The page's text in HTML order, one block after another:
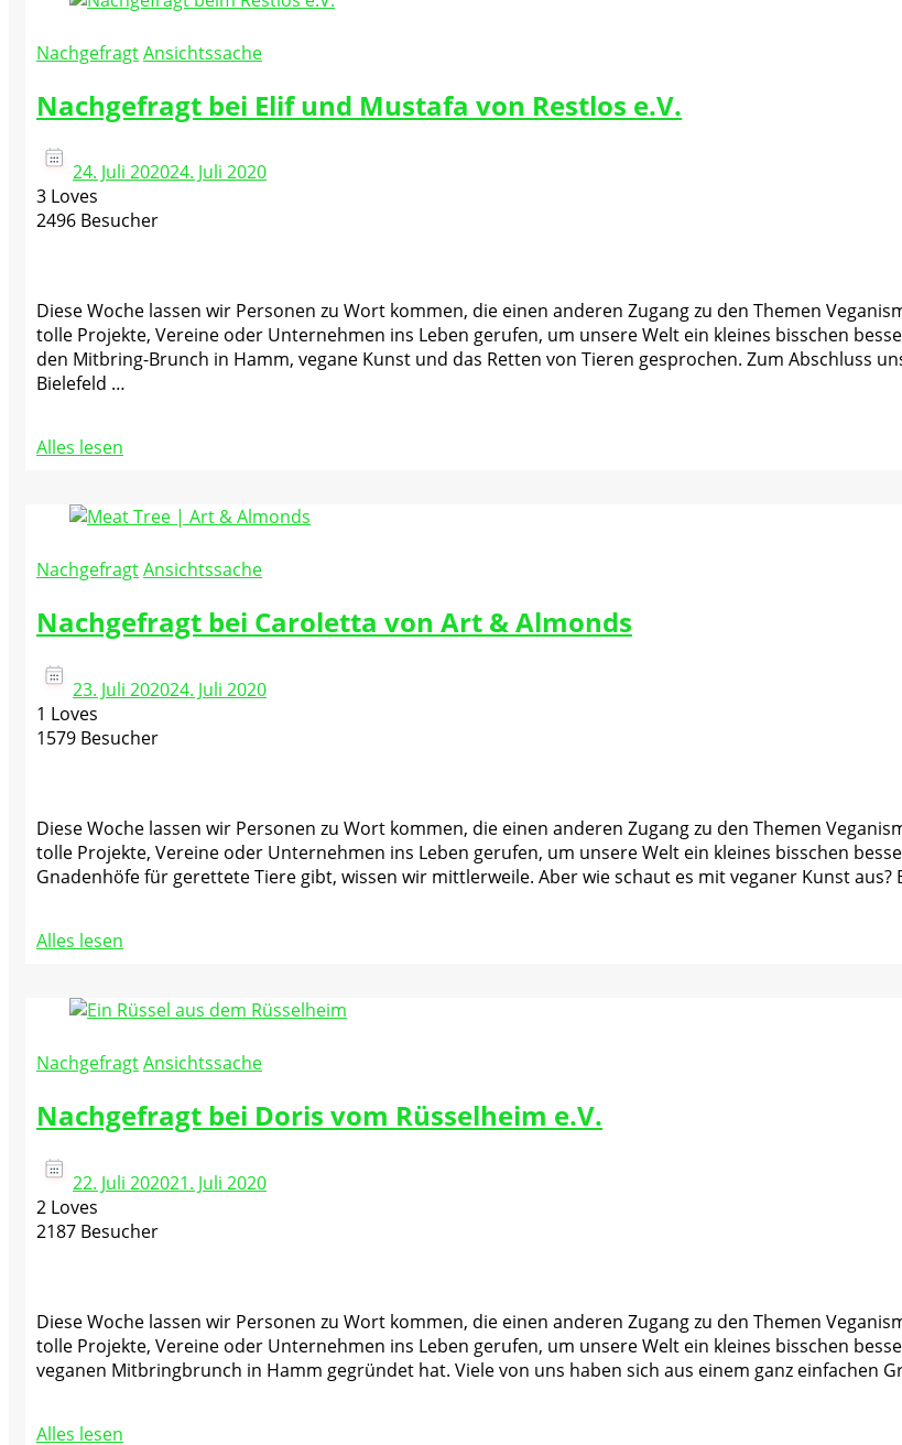
NachgefragtAnsichtssache
Nachgefragt bei Elif und Mustafa von Restlos e.V.
24. Juli 202024. Juli 2020
3 Loves
2496 Besucher
Diese Woche lassen wir Personen zu Wort kommen, die einen anderen Zugang zu den Themen
tolle Projekte, Vereine oder Unternehmen ins Leben gerufen, um unsere Welt ein kleines bisschen
den Mitbring-Brunch in Hamm, vegane Kunst und das Retten von Tieren gesprochen. Zum Abschluss
Bielefeld …
Alles lesen
NachgefragtAnsichtssache
Nachgefragt bei Caroletta von Art & Almonds
23. Juli 202024. Juli 2020
1 Loves
1579 Besucher
Diese Woche lassen wir Personen zu Wort kommen, die einen anderen Zugang zu den Themen
tolle Projekte, Vereine oder Unternehmen ins Leben gerufen, um unsere Welt ein kleines bisschen
Gnadenhöfe für gerettete Tiere gibt, wissen wir mittlerweile. Aber wie schaut es mit veganer Kunst aus?
Alles lesen
NachgefragtAnsichtssache
Nachgefragt bei Doris vom Rüsselheim e.V.
22. Juli 202021. Juli 2020
2 Loves
2187 Besucher
Diese Woche lassen wir Personen zu Wort kommen, die einen anderen Zugang zu den Themen
tolle Projekte, Vereine oder Unternehmen ins Leben gerufen, um unsere Welt ein kleines bisschen
veganen Mitbringbrunch in Hamm gegründet hat. Viele von uns haben sich aus einem ganz einfachen
Alles lesen